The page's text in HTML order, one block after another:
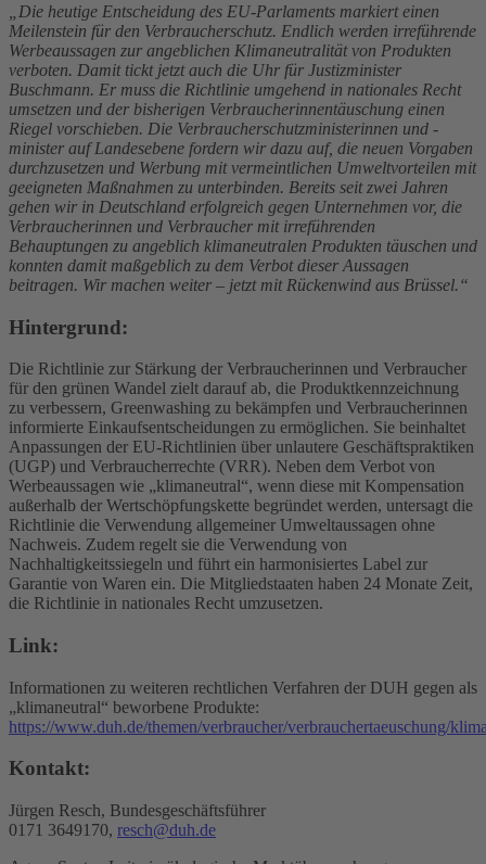
„Die heutige Entscheidung des EU-Parlaments markiert einen
Meilenstein für den Verbraucherschutz. Endlich werden irreführende
Werbeaussagen zur angeblichen Klimaneutralität von Produkten
verboten. Damit tickt jetzt auch die Uhr für Justizminister
Buschmann. Er muss die Richtlinie umgehend in nationales Recht
umsetzen und der bisherigen Verbraucherinnentäuschung einen
Riegel vorschieben. Die Verbraucherschutzministerinnen und -
minister auf Landesebene fordern wir dazu auf, die neuen Vorgaben
durchzusetzen und Werbung mit vermeintlichen Umweltvorteilen mit
geeigneten Maßnahmen zu unterbinden. Bereits seit zwei Jahren
gehen wir in Deutschland erfolgreich gegen Unternehmen vor, die
Verbraucherinnen und Verbraucher mit irreführenden
Behauptungen zu angeblich klimaneutralen Produkten täuschen und
konnten damit maßgeblich zu dem Verbot dieser Aussagen
beitragen. Wir machen weiter – jetzt mit Rückenwind aus Brüssel.“
Hintergrund:
Die Richtlinie zur Stärkung der Verbraucherinnen und Verbraucher
für den grünen Wandel zielt darauf ab, die Produktkennzeichnung
zu verbessern, Greenwashing zu bekämpfen und Verbraucherinnen
informierte Einkaufsentscheidungen zu ermöglichen. Sie beinhaltet
Anpassungen der EU-Richtlinien über unlautere Geschäftspraktiken
(UGP) und Verbraucherrechte (VRR). Neben dem Verbot von
Werbeaussagen wie „klimaneutral“, wenn diese mit Kompensation
außerhalb der Wertschöpfungskette begründet werden, untersagt die
Richtlinie die Verwendung allgemeiner Umweltaussagen ohne
Nachweis. Zudem regelt sie die Verwendung von
Nachhaltigkeitssiegeln und führt ein harmonisiertes Label zur
Garantie von Waren ein. Die Mitgliedstaaten haben 24 Monate Zeit,
die Richtlinie in nationales Recht umzusetzen.
Link:
Informationen zu weiteren rechtlichen Verfahren der DUH gegen als
„klimaneutral“ beworbene Produkte:
https://www.duh.de/themen/verbraucher/verbrauchertaeuschung/
Kontakt:
Jürgen Resch, Bundesgeschäftsführer
0171 3649170, resch@duh.de